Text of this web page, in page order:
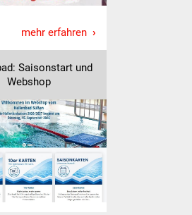
Familien
Kinder und Jugendliche
Schülerferienprogramm
Migration und Integration
Freundeskreis Asyl
Ukraine-Hilfe
mehr erfahren
Saisonstart und
Webshop